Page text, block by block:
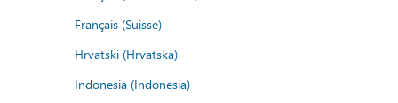
Français (Suisse)
Hrvatski (Hrvatska)
Indonesia (Indonesia)